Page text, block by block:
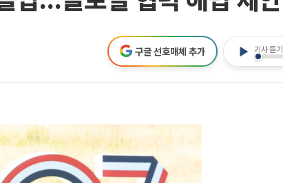
기사 듣기
구글 선호매체 추가